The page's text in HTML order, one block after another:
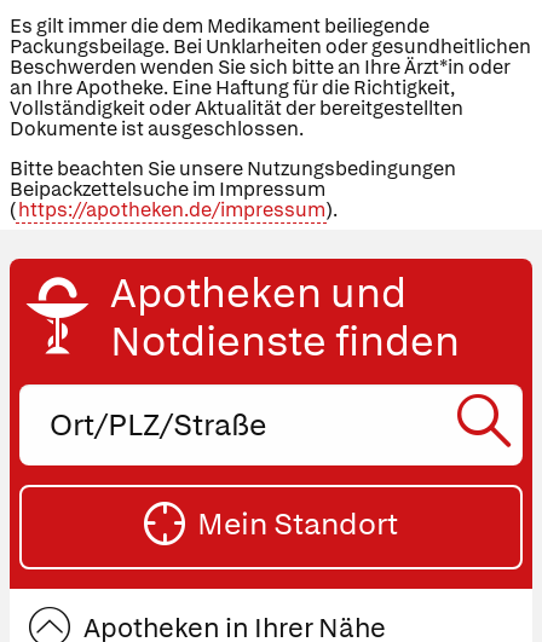
Es gilt immer die dem Medikament beiliegende
Packungsbeilage. Bei Unklarheiten oder gesundheitlichen
Beschwerden wenden Sie sich bitte an Ihre Ärzt*in oder
an Ihre Apotheke. Eine Haftung für die Richtigkeit,
Vollständigkeit oder Aktualität der bereitgestellten
Dokumente ist ausgeschlossen.
Bitte beachten Sie unsere Nutzungsbedingungen
Beipackzettelsuche im Impressum
(https://apotheken.de/impressum).
Apotheken und
Notdienste finden
Ort,
oder
Straße
Mein Standort
Apotheken in Ihrer Nähe